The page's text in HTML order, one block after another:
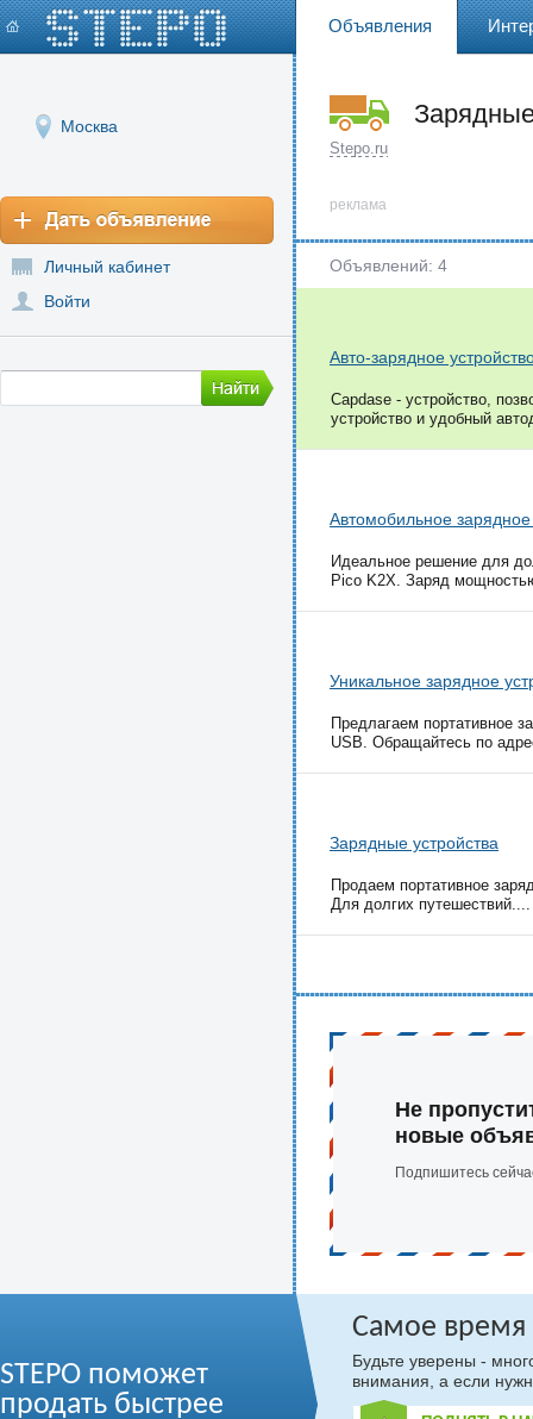
Объявления
Москва
Личный кабинет
Войти
Stepo.ru
реклама
Объявлений: 4
Авто-зарядное
Capdase - устройство,
устройство и удобный
Автомобильное зарядное
Идеальное решение для
Pico K2X. Заряд
Уникальное зарядное
Предлагаем портативное
USB. Обращайтесь по
Зарядные устройства
Продаем портативное
Для долгих путешествий....
Не
новые
Подпишитесь
STEPO поможет
продать быстрее
Самое время
Будьте уверены -
внимания, а если